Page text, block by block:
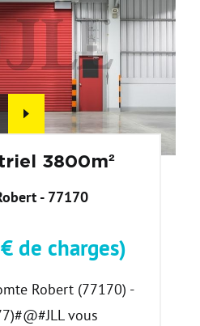
3800m²
- 77170
de charges)
Robert (77170) -
vous